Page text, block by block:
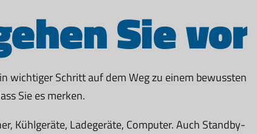
Sie vor
wichtiger Schritt auf dem Weg zu einem bewussten
Sie es merken.
Kühlgeräte, Ladegeräte, Computer. Auch Standby-